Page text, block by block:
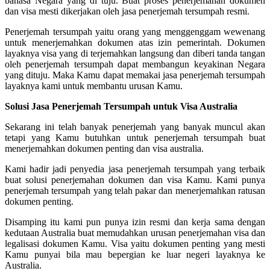
dan visa mesti dikerjakan oleh jasa penerjemah tersumpah resmi.
Penerjemah tersumpah yaitu orang yang menggenggam wewenang
untuk menerjemahkan dokumen atas izin pemerintah. Dokumen
layaknya visa yang di terjemahkan langsung dan diberi tanda tangan
oleh penerjemah tersumpah dapat membangun keyakinan Negara
yang dituju. Maka Kamu dapat memakai jasa penerjemah tersumpah
layaknya kami untuk membantu urusan Kamu.
Solusi Jasa Penerjemah Tersumpah untuk Visa Australia
Sekarang ini telah banyak penerjemah yang banyak muncul akan
tetapi yang Kamu butuhkan untuk penerjemah tersumpah buat
menerjemahkan dokumen penting dan visa australia.
Kami hadir jadi penyedia jasa penerjemah tersumpah yang terbaik
buat solusi penerjemahan dokumen dan visa Kamu. Kami punya
penerjemah tersumpah yang telah pakar dan menerjemahkan ratusan
dokumen penting.
Disamping itu kami pun punya izin resmi dan kerja sama dengan
kedutaan Australia buat memudahkan urusan penerjemahan visa dan
legalisasi dokumen Kamu. Visa yaitu dokumen penting yang mesti
Kamu punyai bila mau bepergian ke luar negeri layaknya ke
Australia.